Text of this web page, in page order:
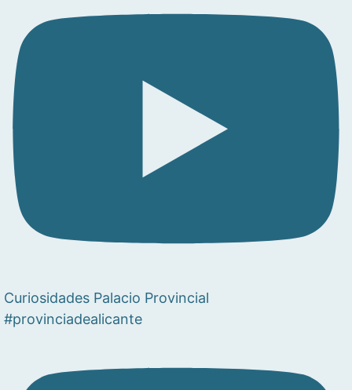
Curiosidades Palacio Provincial
#provinciadealicante